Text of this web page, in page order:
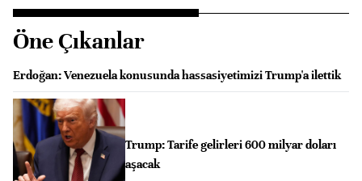
Öne Çıkanlar
Erdoğan: Venezuela konusunda hassasiyetimizi Trump'a ilettik
Trump: Tarife gelirleri 600 milyar doları
aşacak